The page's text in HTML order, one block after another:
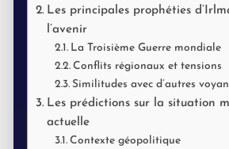
Les principales prophéties
l’avenir
La Troisième Guerre mondiale
Conflits régionaux et tensions
Similitudes avec d’autres
Les prédictions sur la situation
actuelle
Contexte géopolitique